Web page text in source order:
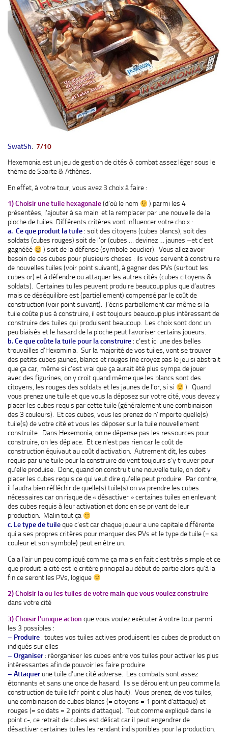
SwatSh: 7/10
Hexemonia est un jeu de gestion de cités & combat assez léger sous le
thème de Sparte & Athènes.
En effet, à votre tour, vous avez 3 choix à faire :
1) Choisir une tuile hexagonale(d’où le nom
) parmi les 4
présentées, l’ajouter à sa main et la remplacer par une nouvelle de la
pioche de tuiles. Différents critères vont influencer votre choix :
a. Ce que produit la tuile : soit des citoyens (cubes blancs), soit des
soldats (cubes rouges) soit de l’or (cubes … devinez … jaunes –et c’est
gagnééé
) soit de la défense (symbole bouclier). Vous allez avoir
besoin de ces cubes pour plusieurs choses : ils vous servent à construire
de nouvelles tuiles (voir point suivant), à gagner des PVs (surtout les
cubes or) et à défendre ou attaquer les autres cités (cubes citoyens &
soldats). Certaines tuiles peuvent produire beaucoup plus que d’autres
mais ce déséquilibre est (partiellement) compensé par le coût de
construction (voir point suivant). J’écris partiellement car même si la
tuile coûte plus à construire, il est toujours beaucoup plus intéressant de
construire des tuiles qui produisent beaucoup. Les choix sont donc un
peu biaisés et le hasard de la pioche peut favoriser certains joueurs.
b. Ce que coûte la tuile pour la construire : c’est ici une des belles
trouvailles d’Hexominia. Sur la majorité de vos tuiles, vont se trouver
des petits cubes jaunes, blancs et rouges (ne croyez pas le jeu si abstrait
que ça car, même si c’est vrai que ça aurait été plus sympa de jouer
avec des figurines, on y croit quand même que les blancs sont des
citoyens, les rouges des soldats et les jaunes de l’or, si si
). Quand
vous prenez une tuile et que vous la déposez sur votre cité, vous devez y
placer les cubes requis par cette tuile (généralement une combinaison
des 3 couleurs). Et ces cubes, vous les prenez de n’importe quelle(s)
tuile(s) de votre cité et vous les déposer sur la tuile nouvellement
construite. Dans Hexemonia, on ne dépense pas les ressources pour
construire, on les déplace. Et ce n’est pas rien car le coût de
construction équivaut au coût d’activation. Autrement dit, les cubes
requis par une tuile pour la construire doivent toujours s’y trouver pour
qu’elle produise. Donc, quand on construit une nouvelle tuile, on doit y
placer les cubes requis ce qui veut dire qu’elle peut produire. Par contre,
il faudra bien réfléchir de quelle(s) tuile(s) on va prendre les cubes
nécessaires car on risque de « désactiver » certaines tuiles en enlevant
des cubes requis à leur activation et donc en se privant de leur
production. Malin tout ça
c. Le type de tuileque c’est car chaque joueur a une capitale différente
qui a ses propres critères pour marquer des PVs et le type de tuile (= sa
couleur et son symbole) peut en être un.
Ca a l’air un peu compliqué comme ça mais en fait c’est très simple et ce
que produit la cité est le critère principal au début de partie alors qu’à la
fin ce seront les PVs, logique
2) Choisir la ou les tuiles de votre main que vous voulez construire
dans votre cité
3) Choisir l’unique action que vous voulez exécuter à votre tour parmi
les 3 possibles :
– Produire : toutes vos tuiles actives produisent les cubes de production
indiqués sur elles
– Organiser : réorganiser les cubes entre vos tuiles pour activer les plus
intéressantes afin de pouvoir les faire produire
– Attaquer une tuile d’une cité adverse. Les combats sont assez
étonnants et sans une once de hasard. Ils se déroulent un peu comme la
construction de tuile (cfr point c plus haut). Vous prenez, de vos tuiles,
une combinaison de cubes blancs (= citoyens = 1 point d’attaque) et
rouges (= soldats = 2 points d’attaque). Tout comme expliqué dans le
point c-, ce retrait de cubes est délicat car il peut engendrer de
désactiver certaines tuiles les rendant indisponibles pour la production.